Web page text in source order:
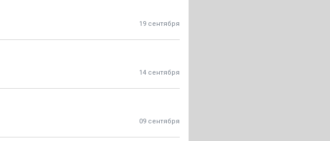
19 сентября
14 сентября
09 сентября